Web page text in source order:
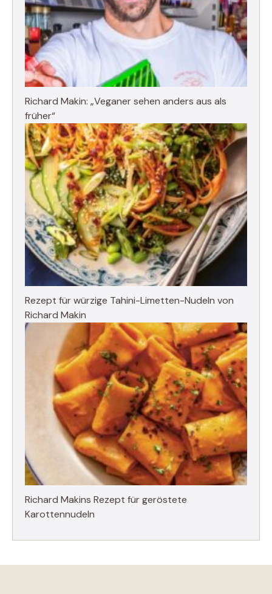
Richard Makin: „Veganer sehen anders aus als
früher“
Rezept für würzige Tahini-Limetten-Nudeln von
Richard Makin
Richard Makins Rezept für geröstete
Karottennudeln